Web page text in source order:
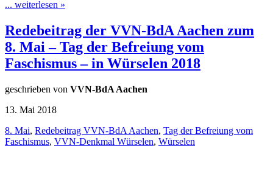
... weiterlesen »
Redebeitrag der VVN-BdA Aachen zum
8. Mai – Tag der Befreiung vom
Faschismus – in Würselen 2018
geschrieben von VVN-BdA Aachen
13. Mai 2018
8. Mai, Redebeitrag VVN-BdA Aachen, Tag der Befreiung vom
Faschismus, VVN-Denkmal Würselen, Würselen